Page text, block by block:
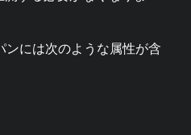
ンには次のような属性が含